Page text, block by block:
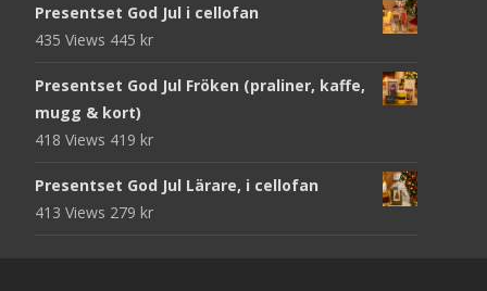
Presentset God Jul i cellofan
435 Views 445 kr
Presentset God Jul Fröken (praliner, kaffe,
mugg & kort)
418 Views 419 kr
Presentset God Jul Lärare, i cellofan
413 Views 279 kr